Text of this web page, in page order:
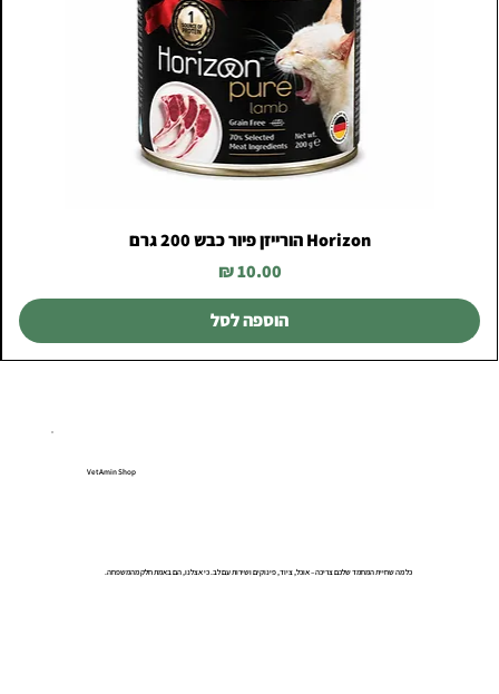
Horizon הורייזן פיור כבש 200 גרם
מחיר
הוספה לסל
VetAmin Shop
כל מה שחיית המחמד שלכם צריכה – אוכל, ציוד, פינוקים ושירות עם לב. כי אצלנו, הם באמת חלק מהמשפחה.